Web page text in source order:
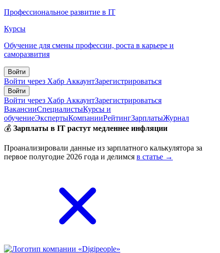
Профессиональное развитие в IT
Курсы
Обучение для смены профессии, роста в карьере и
саморазвития
Войти
Войти через Хабр АккаунтЗарегистрироваться
Войти
Войти через Хабр АккаунтЗарегистрироваться
ВакансииСпециалистыКурсы и
обучениеЭкспертыКомпанииРейтингЗарплатыЖурнал
💰 Зарплаты в IT растут медленнее инфляции
Проанализировали данные из зарплатного калькулятора за
первое полугодие 2026 года и делимся в статье →